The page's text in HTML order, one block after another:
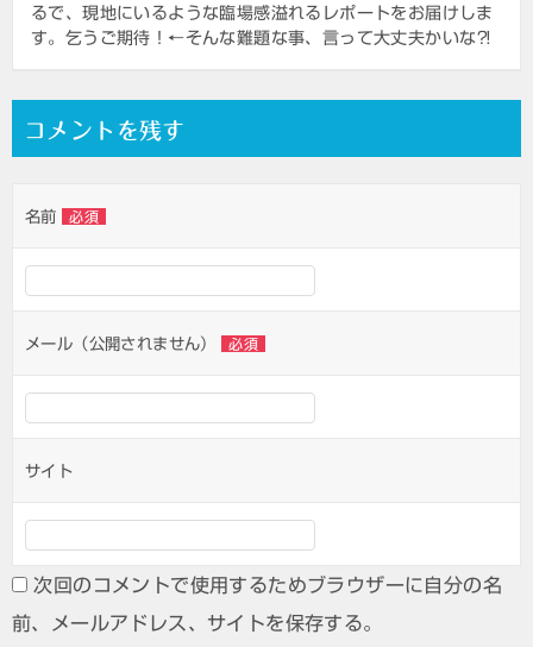
るで、現地にいるような臨場感溢れるレポートをお届けしま
す。乞うご期待！←そんな難題な事、言って大丈夫かいな⁈
コメントを残す
名前 必須
メール（公開されません） 必須
サイト
次回のコメントで使用するためブラウザーに自分の名
前、メールアドレス、サイトを保存する。